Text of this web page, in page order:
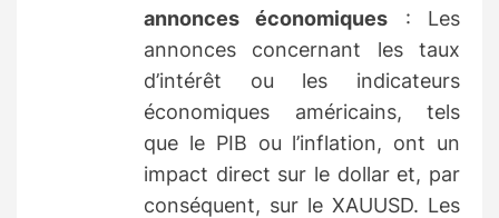
annonces économiques : Les
annonces concernant les taux
d’intérêt ou les indicateurs
économiques américains, tels
que le PIB ou l’inflation, ont un
impact direct sur le dollar et, par
conséquent, sur le XAUUSD. Les